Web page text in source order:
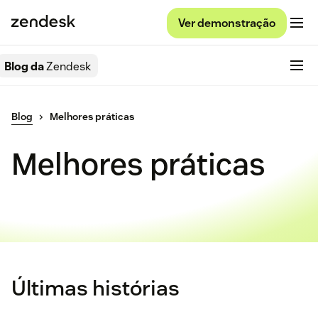
Ver demonstração
Blog daZendesk
Blog Melhores práticas
Melhores práticas
Últimas histórias